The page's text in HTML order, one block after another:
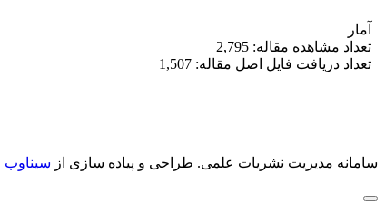
آمار
تعداد مشاهده مقاله: 2,795
تعداد دریافت فایل اصل مقاله: 1,507
سامانه مدیریت نشریات علمی. طراحی و پیاده سازی از سیناوب